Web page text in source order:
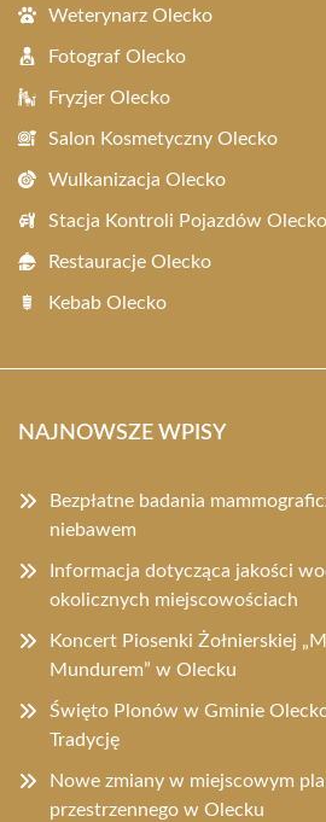
Weterynarz Olecko
Fotograf Olecko
Fryzjer Olecko
Salon Kosmetyczny Olecko
Wulkanizacja Olecko
Stacja Kontroli Pojazdów Olecko
Restauracje Olecko
Kebab Olecko
NAJNOWSZE WPISY
Bezpłatne badania
niebawem
Informacja dotycząca jakości
okolicznych miejscowościach
Koncert Piosenki Żołnierskiej
Mundurem” w Olecku
Święto Plonów w Gminie
Tradycję
Nowe zmiany w miejscowym
przestrzennego w Olecku